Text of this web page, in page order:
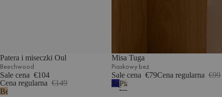
Patera i miseczki Oul
Beechwood
Sale cena €104
Cena regularna €149
Beechwood
Misa Tuga
Piaskowy beż
Sale cena €79Cena regularna €99
Jagodowy
mus
Piaskowy
beż